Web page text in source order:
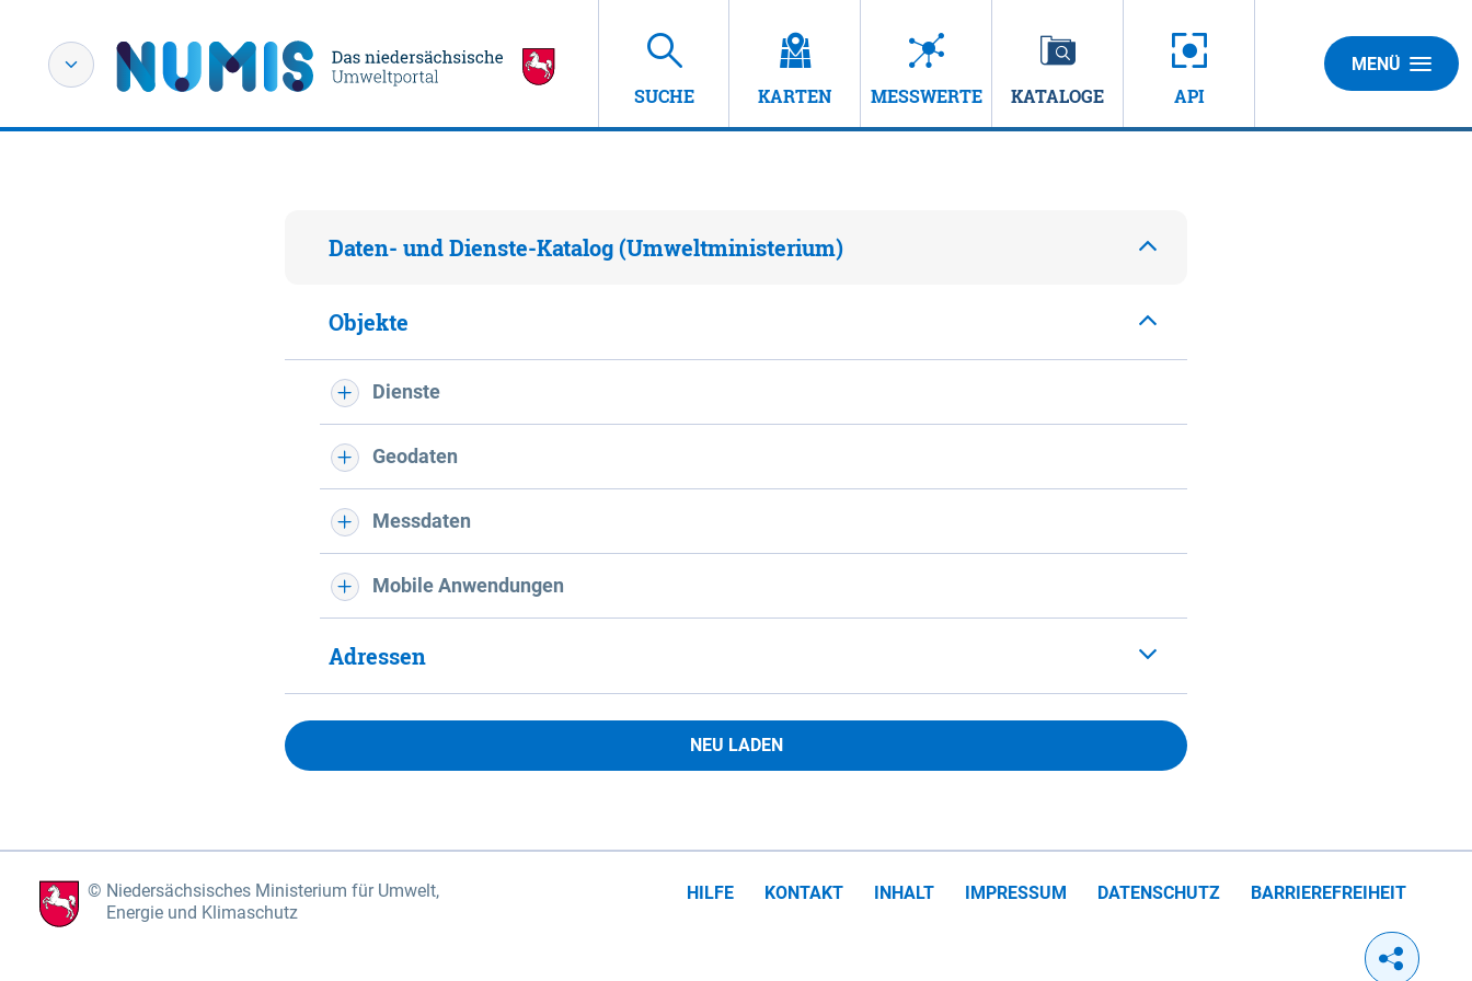
SUCHE KARTEN MESSWERTE KATALOGE API
MENÜ
Daten- und Dienste-Katalog (Umweltministerium)
Objekte
Dienste
Geodaten
Messdaten
Mobile Anwendungen
Adressen
NEU LADEN
Niedersächsisches Ministerium für Umwelt,
Energie und Klimaschutz
HILFE KONTAKT INHALT IMPRESSUM DATENSCHUTZ BARRIEREFREIHEIT